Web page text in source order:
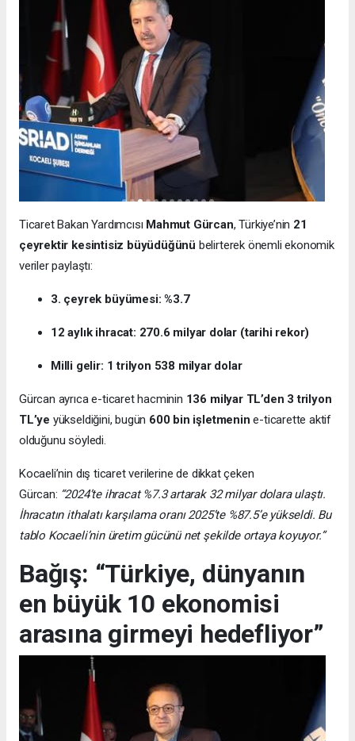
Ticaret Bakan Yardımcısı Mahmut Gürcan, Türkiye’nin 21
çeyrektir kesintisiz büyüdüğünü belirterek önemli ekonomik
veriler paylaştı:
3. çeyrek büyümesi: %3.7
12 aylık ihracat: 270.6 milyar dolar (tarihi rekor)
Milli gelir: 1 trilyon 538 milyar dolar
Gürcan ayrıca e-ticaret hacminin 136 milyar TL’den 3 trilyon
TL’ye yükseldiğini, bugün 600 bin işletmenin e-ticarette aktif
olduğunu söyledi.
Kocaeli’nin dış ticaret verilerine de dikkat çeken
Gürcan: “2024’te ihracat %7.3 artarak 32 milyar dolara ulaştı.
İhracatın ithalatı karşılama oranı 2025’te %87.5’e yükseldi. Bu
tablo Kocaeli’nin üretim gücünü net şekilde ortaya koyuyor.”
Bağış: “Türkiye, dünyanın
en büyük 10 ekonomisi
arasına girmeyi hedefliyor”